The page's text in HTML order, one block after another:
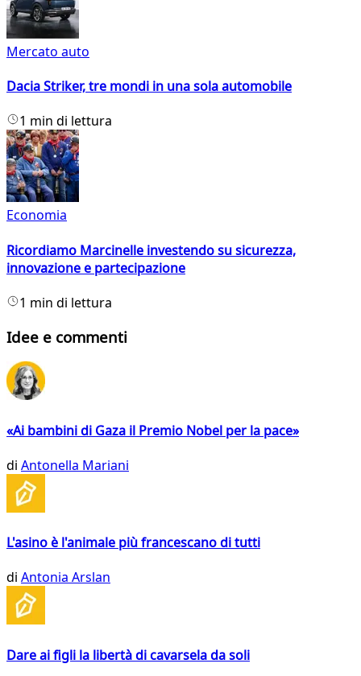
Mercato auto
Dacia Striker, tre mondi in una sola automobile
1 min di lettura
Economia
Ricordiamo Marcinelle investendo su sicurezza,
innovazione e partecipazione
1 min di lettura
Idee e commenti
«Ai bambini di Gaza il Premio Nobel per la pace»
di Antonella Mariani
L'asino è l'animale più francescano di tutti
di Antonia Arslan
Dare ai figli la libertà di cavarsela da soli